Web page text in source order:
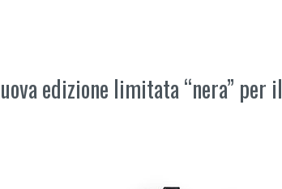
edizione limitata “nera” per il